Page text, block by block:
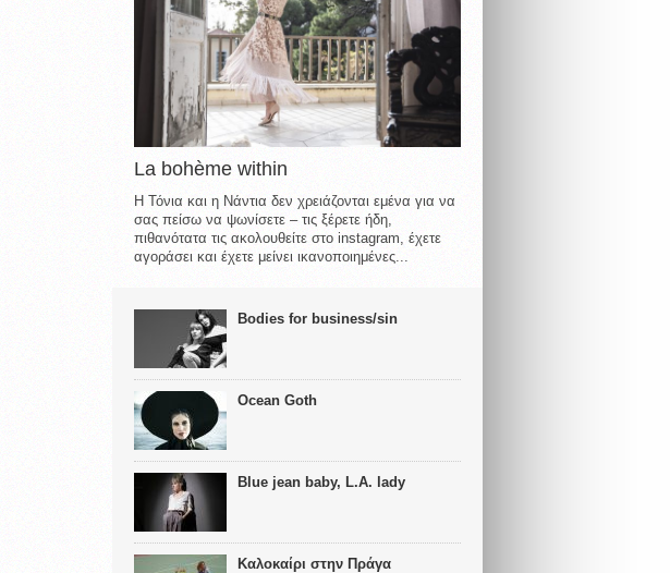
La bohème within
Η Τόνια και η Νάντια δεν χρειάζονται εμένα για να
σας πείσω να ψωνίσετε – τις ξέρετε ήδη,
πιθανότατα τις ακολουθείτε στο instagram, έχετε
αγοράσει και έχετε μείνει ικανοποιημένες...
Bodies for business/sin
Ocean Goth
Blue jean baby, L.A. lady
Καλοκαίρι στην Πράγα